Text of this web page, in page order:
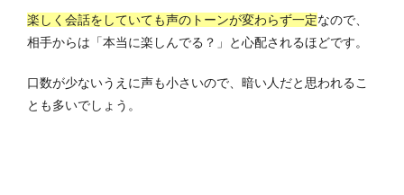
楽しく会話をしていても声のトーンが変わらず一定なので、
相手からは「本当に楽しんでる？」と心配されるほどです。
口数が少ないうえに声も小さいので、暗い人だと思われるこ
とも多いでしょう。